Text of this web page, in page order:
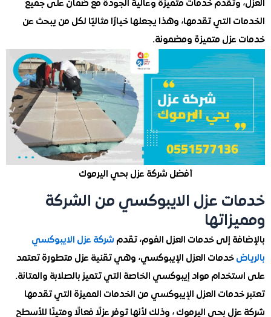
وتقدم خدمات متميزة وعالية الجودة مع ضمان على جميع
التي تقدمها، وهذا يجعلها خيارًا مثاليًا لكل من يبحث عن
متميزة ومضمونة.
أفضل شركة عزل بحي اليرموك
عزل الايبوكسي من الشركة
إلى خدمات العزل الفوم، تقدمشركة عزل الايبوكسي
خدمات العزل الإيبوكسي، وهي تقنية عزل متطورة تعتمد
مواد إيبوكسي الخاصة التي تتميز بالصلابة والمتانة.
العزل الإيبوكسي من الخدمات المميزة التي تقدمها
بحي اليرموك ، وذلك لأنها توفر عزلًا فعالًا ومتينًا للأسطح